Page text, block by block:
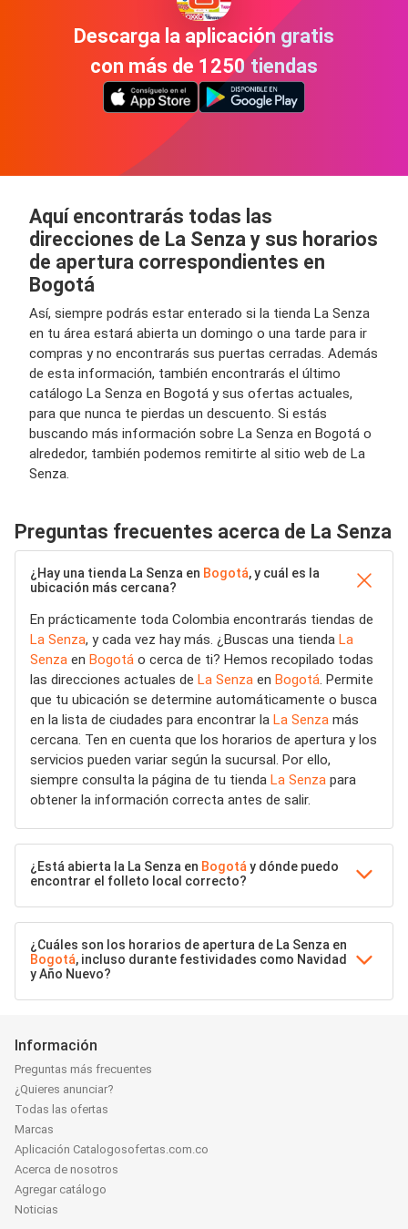
Descarga la aplicación gratis
con más de 1250 tiendas
Aquí encontrarás todas las
direcciones de La Senza y sus horarios
de apertura correspondientes en
Bogotá
Así, siempre podrás estar enterado si la tienda La Senza
en tu área estará abierta un domingo o una tarde para ir
compras y no encontrarás sus puertas cerradas. Además
de esta información, también encontrarás el último
catálogo La Senza en Bogotá y sus ofertas actuales,
para que nunca te pierdas un descuento. Si estás
buscando más información sobre La Senza en Bogotá o
alrededor, también podemos remitirte al sitio web de La
Senza.
Preguntas frecuentes acerca de La Senza
¿Hay una tienda La Senza en Bogotá, y cuál es la
ubicación más cercana?
En prácticamente toda Colombia encontrarás tiendas de
La Senza, y cada vez hay más. ¿Buscas una tienda La
Senza en Bogotá o cerca de ti? Hemos recopilado todas
las direcciones actuales de La Senza en Bogotá. Permite
que tu ubicación se determine automáticamente o busca
en la lista de ciudades para encontrar la La Senza más
cercana. Ten en cuenta que los horarios de apertura y los
servicios pueden variar según la sucursal. Por ello,
siempre consulta la página de tu tienda La Senza para
obtener la información correcta antes de salir.
¿Está abierta la La Senza en Bogotá y dónde puedo
encontrar el folleto local correcto?
¿Cuáles son los horarios de apertura de La Senza en
Bogotá, incluso durante festividades como Navidad
y Año Nuevo?
Información
Preguntas más frecuentes
¿Quieres anunciar?
Todas las ofertas
Marcas
Aplicación Catalogosofertas.com.co
Acerca de nosotros
Agregar catálogo
Noticias